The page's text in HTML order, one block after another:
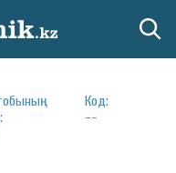
Код:
--